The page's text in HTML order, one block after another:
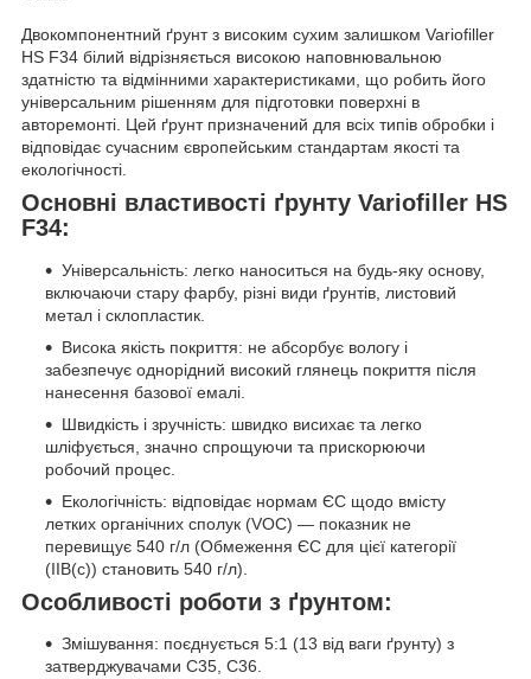
Двокомпонентний ґрунт з високим сухим залишком Variofiller
HS F34 білий відрізняється високою наповнювальною
здатністю та відмінними характеристиками, що робить його
універсальним рішенням для підготовки поверхні в
авторемонті. Цей ґрунт призначений для всіх типів обробки і
відповідає сучасним європейським стандартам якості та
екологічності.
Основні властивості ґрунту Variofiller HS
F34:
Універсальність: легко наноситься на будь-яку основу,
включаючи стару фарбу, різні види ґрунтів, листовий
метал і склопластик.
Висока якість покриття: не абсорбує вологу і
забезпечує однорідний високий глянець покриття після
нанесення базової емалі.
Швидкість і зручність: швидко висихає та легко
шліфується, значно спрощуючи та прискорюючи
робочий процес.
Екологічність: відповідає нормам ЄС щодо вмісту
летких органічних сполук (VOC) — показник не
перевищує 540 г/л (Обмеження ЄС для цієї категорії
(IIB(c)) становить 540 г/л).
Особливості роботи з ґрунтом:
Змішування: поєднується 5:1 (13 від ваги ґрунту) з
затверджувачами C35, C36.